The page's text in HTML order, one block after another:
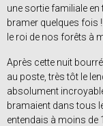
une sortie familiale
bramer quelques fois
le roi de nos forêts à
Après cette nuit
au poste, très tôt le
absolument
bramaient dans tous
entendais à moins de